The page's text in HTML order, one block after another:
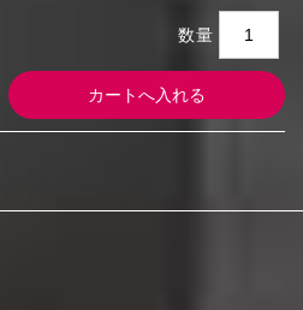
数量